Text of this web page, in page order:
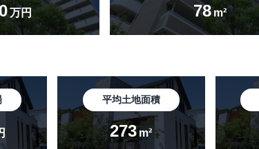
万円 78 m²
平均土地面積
273 m²